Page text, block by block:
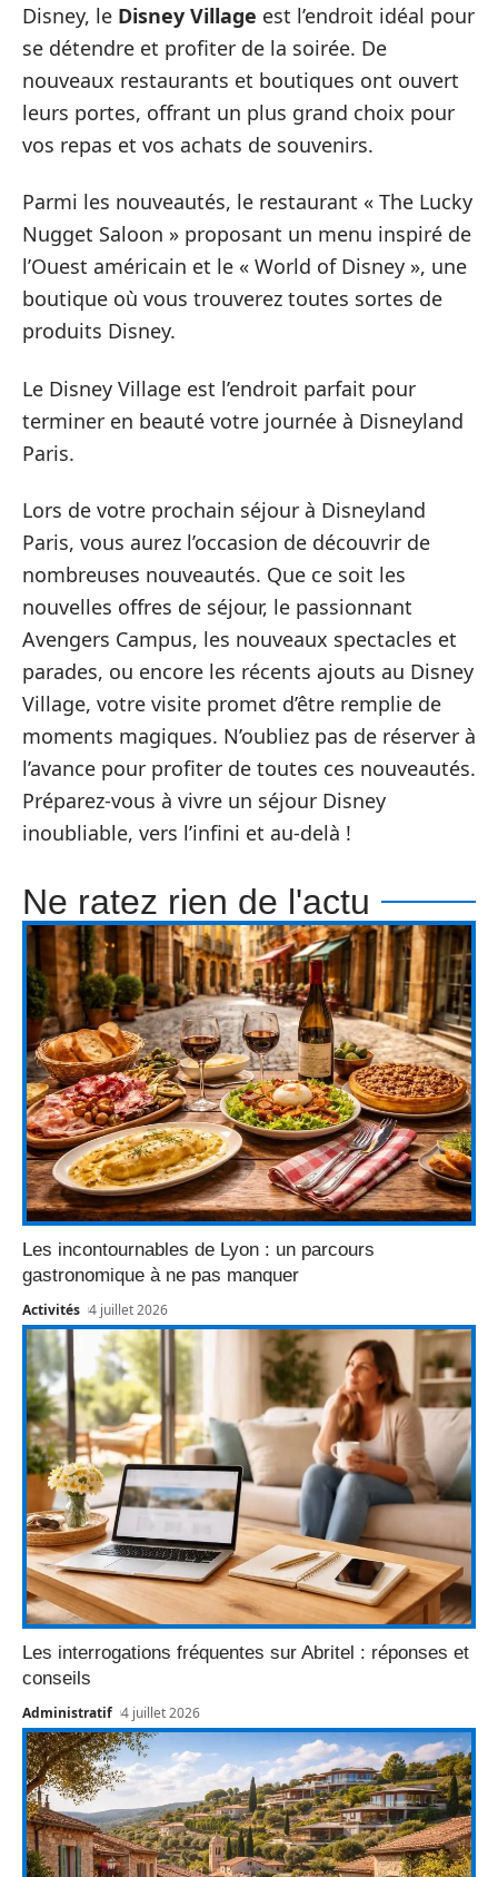
Disney, le Disney Village est l’endroit idéal pour
se détendre et profiter de la soirée. De
nouveaux restaurants et boutiques ont ouvert
leurs portes, offrant un plus grand choix pour
vos repas et vos achats de souvenirs.
Parmi les nouveautés, le restaurant « The Lucky
Nugget Saloon » proposant un menu inspiré de
l’Ouest américain et le « World of Disney », une
boutique où vous trouverez toutes sortes de
produits Disney.
Le Disney Village est l’endroit parfait pour
terminer en beauté votre journée à Disneyland
Paris.
Lors de votre prochain séjour à Disneyland
Paris, vous aurez l’occasion de découvrir de
nombreuses nouveautés. Que ce soit les
nouvelles offres de séjour, le passionnant
Avengers Campus, les nouveaux spectacles et
parades, ou encore les récents ajouts au Disney
Village, votre visite promet d’être remplie de
moments magiques. N’oubliez pas de réserver à
l’avance pour profiter de toutes ces nouveautés.
Préparez-vous à vivre un séjour Disney
inoubliable, vers l’infini et au-delà !
Ne ratez rien de l'actu
Les incontournables de Lyon : un parcours
gastronomique à ne pas manquer
Activités 4 juillet 2026
Les interrogations fréquentes sur Abritel : réponses et
conseils
Administratif 4 juillet 2026